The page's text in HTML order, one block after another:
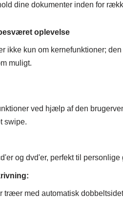
dine dokumenter inden for
oplevelse
ikke kun om kernefunktioner;
muligt.
ved hjælp af den
swipe.
og dvd'er, perfekt til
træer med automatisk